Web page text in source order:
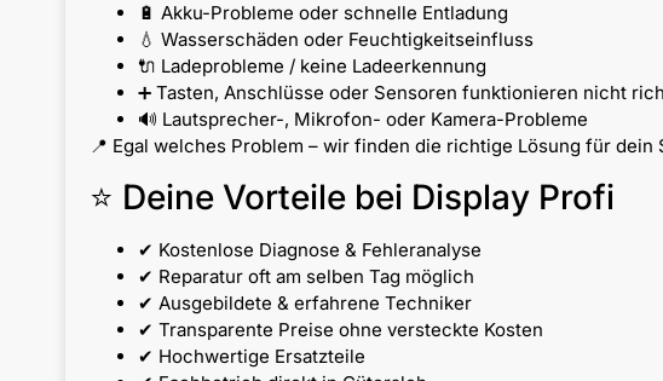
🔋 Akku-Probleme oder schnelle Entladung
💧 Wasserschäden oder Feuchtigkeitseinfluss
🔌 Ladeprobleme / keine Ladeerkennung
➕ Tasten, Anschlüsse oder Sensoren funktionieren nicht
🔊 Lautsprecher-, Mikrofon- oder Kamera-Probleme
📍 Egal welches Problem – wir finden die richtige Lösung für dein
⭐ Deine Vorteile bei Display Profi
✔ Kostenlose Diagnose & Fehleranalyse
✔ Reparatur oft am selben Tag möglich
✔ Ausgebildete & erfahrene Techniker
✔ Transparente Preise ohne versteckte Kosten
✔ Hochwertige Ersatzteile